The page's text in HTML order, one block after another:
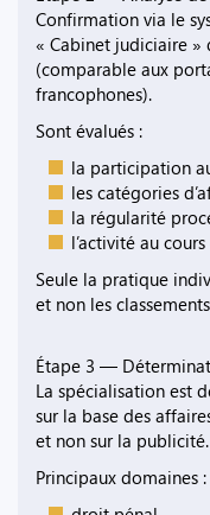
Confirmation via le
« Cabinet judiciaire »
(comparable aux
francophones).
Sont évalués :
la participation
les catégories
la régularité
l’activité au
Seule la pratique
et non les
Étape 3 —
La spécialisation est
sur la base des
et non sur la publicité.
Principaux domaines :